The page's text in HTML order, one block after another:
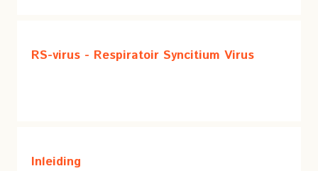
RS-virus - Respiratoir Syncitium Virus
Inleiding